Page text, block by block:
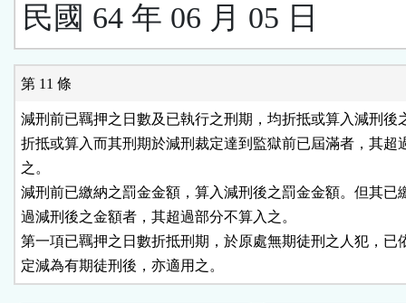
民國 64 年 06 月 05 日
第 11 條
減刑前已羈押之日數及已執行之刑期，均折抵或算入減刑後
折抵或算入而其刑期於減刑裁定達到監獄前已屆滿者，其超
之。
減刑前已繳納之罰金金額，算入減刑後之罰金金額。但其已
過減刑後之金額者，其超過部分不算入之。
第一項已羈押之日數折抵刑期，於原處無期徒刑之人犯，已
定減為有期徒刑後，亦適用之。